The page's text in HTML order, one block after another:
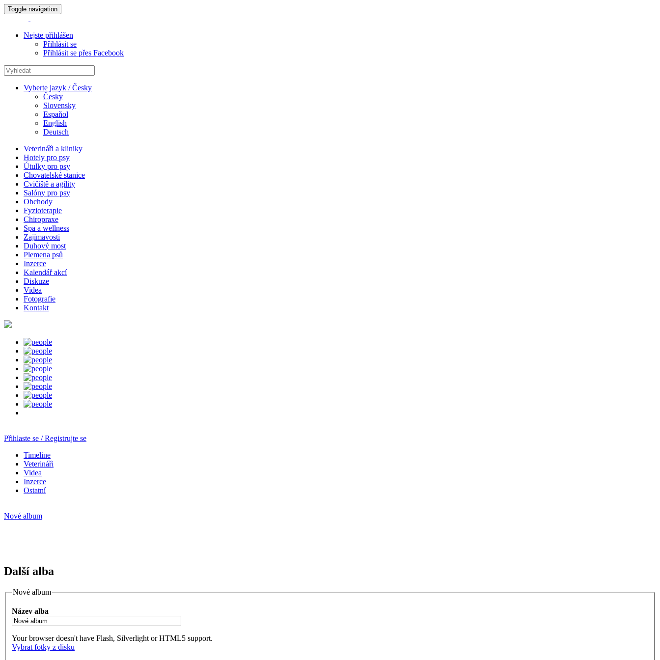
Toggle navigation
Nejste přihlášen
Přihlásit se
Přihlásit se přes Facebook
Vyberte jazyk / Česky
Česky
Slovensky
Espaňol
English
Deutsch
Veterináři a kliniky
Hotely pro psy
Útulky pro psy
Chovatelské stanice
Cvičiště a agility
Salóny pro psy
Obchody
Fyzioterapie
Chiropraxe
Spa a wellness
Zajímavosti
Duhový most
Plemena psů
Inzerce
Kalendář akcí
Diskuze
Videa
Fotografie
Kontakt
Přihlaste se / Registrujte se
Timeline
Veterináři
Videa
Inzerce
Ostatní
Nové album
Další alba
Nové album
Název alba
Your browser doesn't have Flash, Silverlight or HTML5 support.
Vybrat fotky z disku